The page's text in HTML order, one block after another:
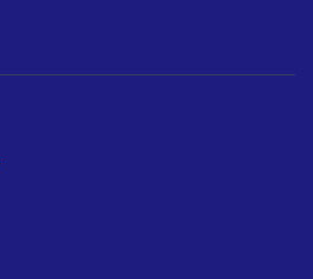
Mastercard
оплате UnionPay
по оплате Мир